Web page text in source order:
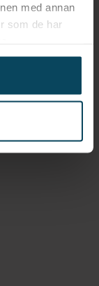
med annan
som de har